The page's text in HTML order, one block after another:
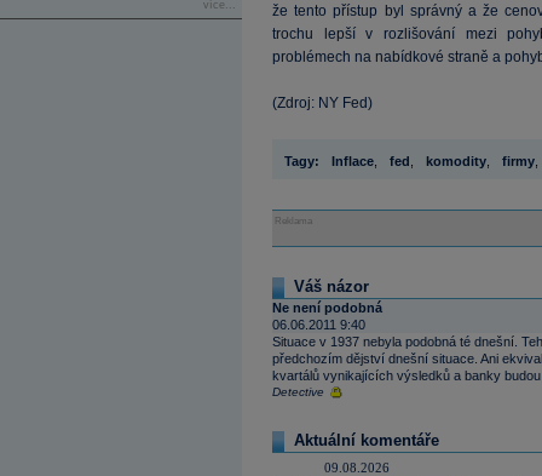
více...
že tento přístup byl správný a že
trochu lepší v rozlišování mezi
problémech na nabídkové straně a
(Zdroj: NY Fed)
Tagy: Inflace fed komodity firmy
Reklama
Váš názor
Ne není podobná
06.06.2011 9:40
Situace v 1937 nebyla podobná té dnešní.
předchozím dějství dnešní situace. Ani
kvartálů vynikajících výsledků a banky
Detective
Aktuální komentáře
09.08.2026